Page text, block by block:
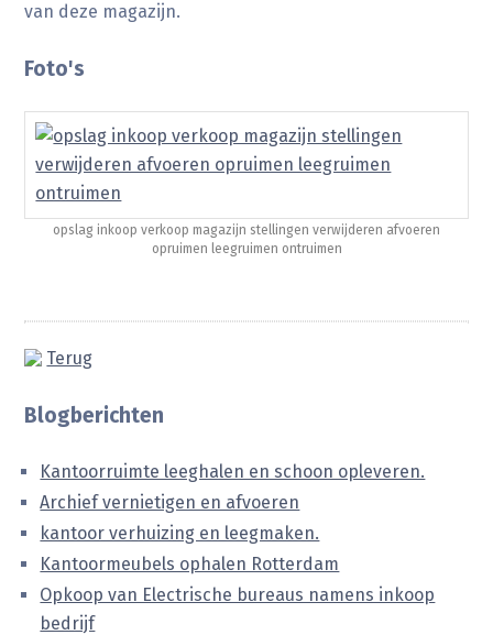
van deze magazijn.
Foto's
opslag inkoop verkoop magazijn stellingen verwijderen afvoeren
opruimen leegruimen ontruimen
Terug
Blogberichten
Kantoorruimte leeghalen en schoon opleveren.
Archief vernietigen en afvoeren
kantoor verhuizing en leegmaken.
Kantoormeubels ophalen Rotterdam
Opkoop van Electrische bureaus namens inkoop
bedrijf